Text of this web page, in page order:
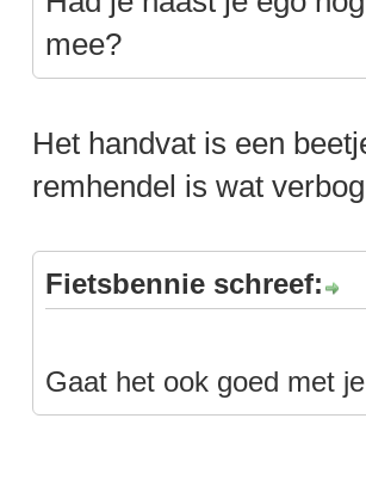
mee?
Het handvat is een
remhendel is wat
Fietsbennie schreef:
Gaat het ook goed met